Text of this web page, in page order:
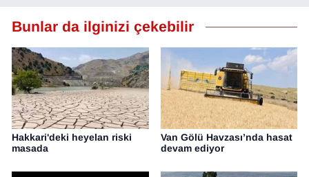
Bunlar da ilginizi çekebilir
Hakkari'deki heyelan riski
masada
Van Gölü Havzası’nda hasat
devam ediyor